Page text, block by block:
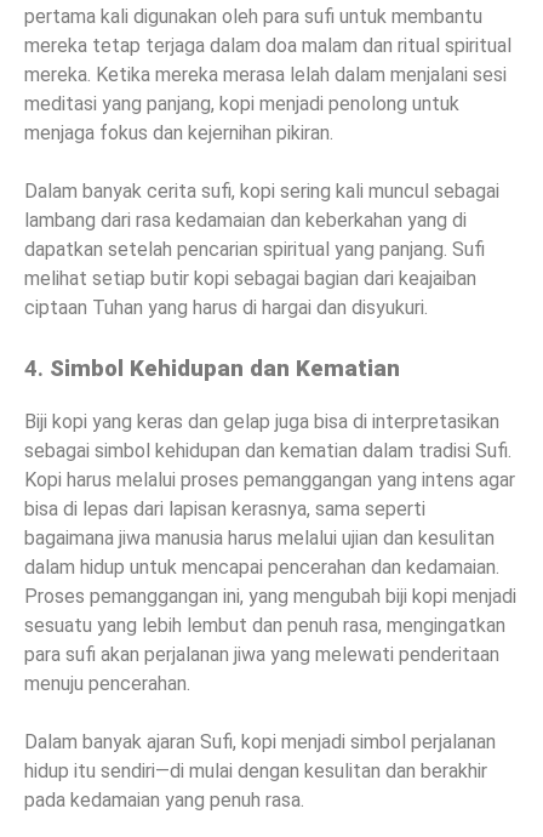
pertama kali digunakan oleh para sufi untuk membantu
mereka tetap terjaga dalam doa malam dan ritual spiritual
mereka. Ketika mereka merasa lelah dalam menjalani sesi
meditasi yang panjang, kopi menjadi penolong untuk
menjaga fokus dan kejernihan pikiran.
Dalam banyak cerita sufi, kopi sering kali muncul sebagai
lambang dari rasa kedamaian dan keberkahan yang di
dapatkan setelah pencarian spiritual yang panjang. Sufi
melihat setiap butir kopi sebagai bagian dari keajaiban
ciptaan Tuhan yang harus di hargai dan disyukuri.
4. Simbol Kehidupan dan Kematian
Biji kopi yang keras dan gelap juga bisa di interpretasikan
sebagai simbol kehidupan dan kematian dalam tradisi Sufi.
Kopi harus melalui proses pemanggangan yang intens agar
bisa di lepas dari lapisan kerasnya, sama seperti
bagaimana jiwa manusia harus melalui ujian dan kesulitan
dalam hidup untuk mencapai pencerahan dan kedamaian.
Proses pemanggangan ini, yang mengubah biji kopi menjadi
sesuatu yang lebih lembut dan penuh rasa, mengingatkan
para sufi akan perjalanan jiwa yang melewati penderitaan
menuju pencerahan.
Dalam banyak ajaran Sufi, kopi menjadi simbol perjalanan
hidup itu sendiri—di mulai dengan kesulitan dan berakhir
pada kedamaian yang penuh rasa.